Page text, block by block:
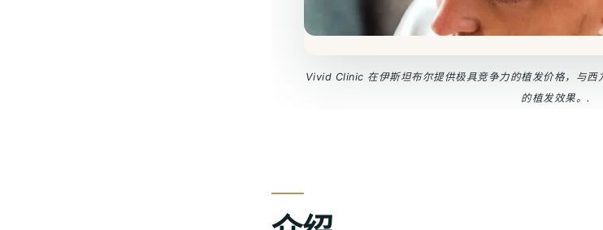
Vivid Clinic 在伊斯坦布尔提供极具竞争力的植发价格，与西
的植发效果。.